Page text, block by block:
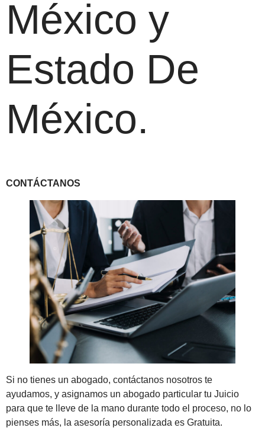
México y
Estado De
México.
CONTÁCTANOS
Si no tienes un abogado, contáctanos nosotros te
ayudamos, y asignamos un abogado particular tu Juicio
para que te lleve de la mano durante todo el proceso, no lo
pienses más, la asesoría personalizada es Gratuita.